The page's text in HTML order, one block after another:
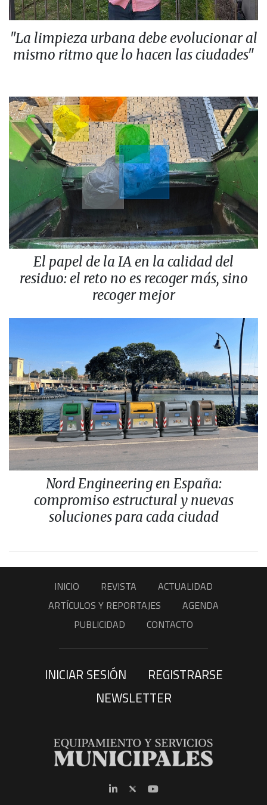
"La limpieza urbana debe evolucionar al
mismo ritmo que lo hacen las ciudades"
El papel de la IA en la calidad del
residuo: el reto no es recoger más, sino
recoger mejor
Nord Engineering en España:
compromiso estructural y nuevas
soluciones para cada ciudad
INICIO REVISTA
ACTUALIDAD
ARTÍCULOS Y REPORTAJES
AGENDA
PUBLICIDAD
CONTACTO
INICIAR SESIÓN
REGISTRARSE
NEWSLETTER